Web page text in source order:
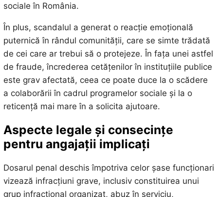
sociale în România.
În plus, scandalul a generat o reacție emoțională
puternică în rândul comunității, care se simte trădată
de cei care ar trebui să o protejeze. În fața unei astfel
de fraude, încrederea cetățenilor în instituțiile publice
este grav afectată, ceea ce poate duce la o scădere
a colaborării în cadrul programelor sociale și la o
reticență mai mare în a solicita ajutoare.
Aspecte legale și consecințe
pentru angajații implicați
Dosarul penal deschis împotriva celor șase funcționari
vizează infracțiuni grave, inclusiv constituirea unui
grup infracțional organizat, abuz în serviciu,